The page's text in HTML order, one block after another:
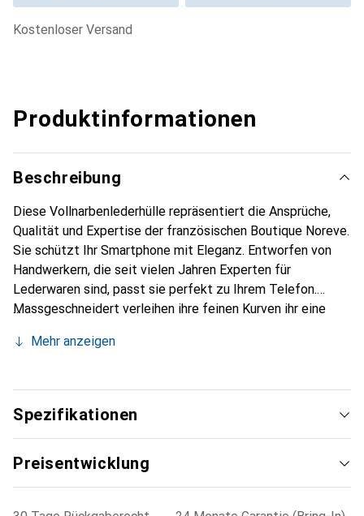
kostenloser Versand
Produktinformationen
Beschreibung
Diese Vollnarbenlederhülle repräsentiert die Ansprüche,
Qualität und Expertise der französischen Boutique Noreve.
Sie schützt Ihr Smartphone mit Eleganz. Entworfen von
Handwerkern, die seit vielen Jahren Experten für
Lederwaren sind, passt sie perfekt zu Ihrem Telefon.
Massgeschneidert verleihen ihre feinen Kurven ihr eine
unverzichtbaren Accessoire Ihres Smartphones.
die Marke Noreve eine sichere Wahl für eine
anspruchsvolle Klientel.
Mehr anzeigen
Spezifikationen
Preisentwicklung